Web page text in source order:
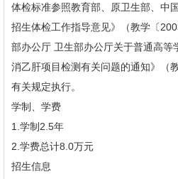
体检标准参照教育部、原卫生部、中
招生体检工作指导意见》（教学〔
部办公厅 卫生部办公厅关于普通高等
消乙肝项目检测有关问题的通知》（
有关规定执行。
学制、学费
1.学制2.5年
2.学费总计8.0万元
招生信息